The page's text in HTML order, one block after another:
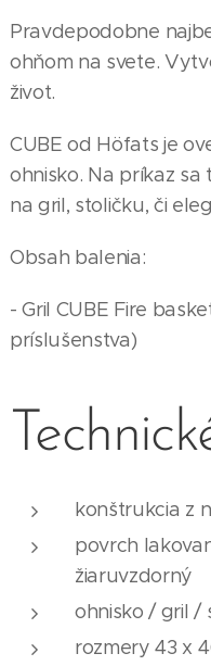
Pravdepodobne
ohňom na svete.
život.
CUBE od Höfats je
ohnisko. Na príkaz sa
na gril, stoličku, či
Obsah balenia:
- Gril CUBE Fire
príslušenstva)
konštrukcia z
povrch
žiaruvzdorný
ohnisko / gril /
rozmery 43 x